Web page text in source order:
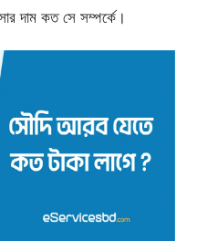
দাম কত সে সম্পর্কে।